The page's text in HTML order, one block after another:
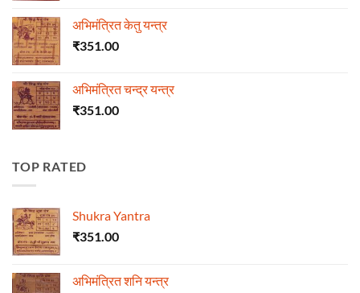
अभिमंत्रित केतु यन्त्र
₹351.00
अभिमंत्रित चन्द्र यन्त्र
₹351.00
TOP RATED
Shukra Yantra
₹351.00
अभिमंत्रित शनि यन्त्र